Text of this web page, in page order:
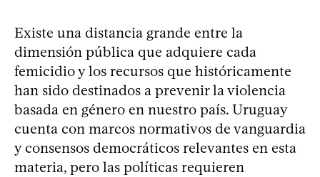
Existe una distancia grande entre la
dimensión pública que adquiere cada
femicidio y los recursos que históricamente
han sido destinados a prevenir la violencia
basada en género en nuestro país. Uruguay
cuenta con marcos normativos de vanguardia
y consensos democráticos relevantes en esta
materia, pero las políticas requieren